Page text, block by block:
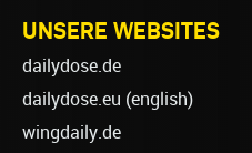
UNSERE WEBSITES
dailydose.de
dailydose.eu (english)
wingdaily.de